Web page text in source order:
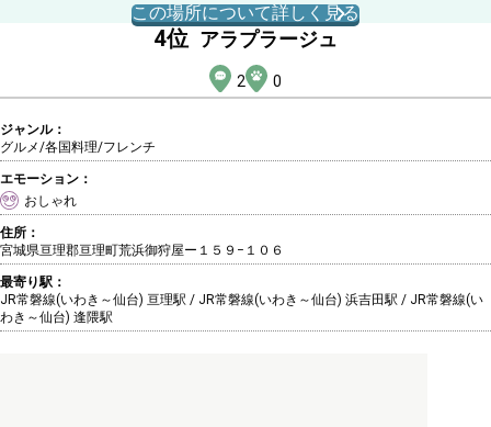
この場所について詳しく見る
4位 アラプラージュ
2 0
ジャンル：
グルメ/各国料理/フレンチ
エモーション：
おしゃれ
住所：
宮城県亘理郡亘理町荒浜御狩屋ー１５９−１０６
最寄り駅：
JR常磐線(いわき～仙台) 亘理駅 / JR常磐線(いわき～仙台) 浜吉田駅 / JR常磐線(い
わき～仙台) 逢隈駅